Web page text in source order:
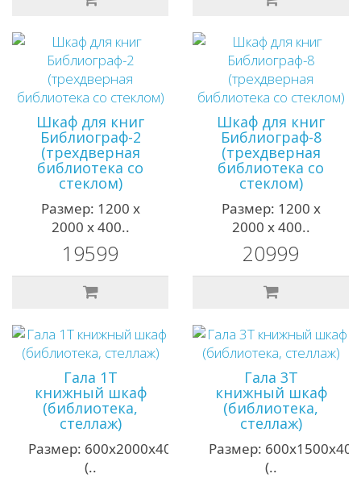
Шкаф для книг
Библиограф-2
(трехдверная
библиотека со
стеклом)
Размер: 1200 х
2000 х 400..
19599
Шкаф для книг
Библиограф-8
(трехдверная
библиотека со
стеклом)
Размер: 1200 х
2000 х 400..
20999
Гала 1Т
книжный шкаф
(библиотека,
стеллаж)
Размер: 600х2000х400мм;
(..
Гала 3Т
книжный шкаф
(библиотека,
стеллаж)
Размер:
(..